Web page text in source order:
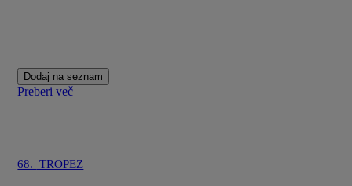
Dodaj na seznam
Preberi več
68. TROPEZ